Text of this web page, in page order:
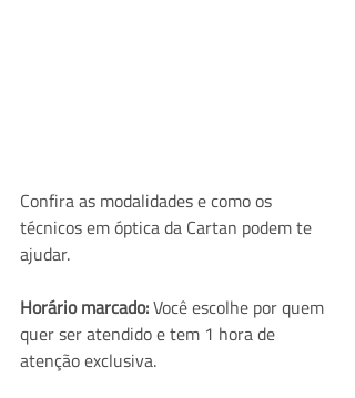
Confira as modalidades e como os
técnicos em óptica da Cartan podem te
ajudar.
Horário marcado: Você escolhe por quem
quer ser atendido e tem 1 hora de
atenção exclusiva.